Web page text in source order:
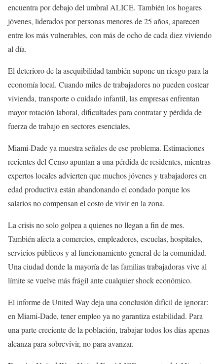
encuentra por debajo del umbral ALICE. También los hogares
jóvenes, liderados por personas menores de 25 años, aparecen
entre los más vulnerables, con más de ocho de cada diez viviendo
al día.
El deterioro de la asequibilidad también supone un riesgo para la
economía local. Cuando miles de trabajadores no pueden costear
vivienda, transporte o cuidado infantil, las empresas enfrentan
mayor rotación laboral, dificultades para contratar y pérdida de
fuerza de trabajo en sectores esenciales.
Miami-Dade ya muestra señales de ese problema. Estimaciones
recientes del Censo apuntan a una pérdida de residentes, mientras
expertos locales advierten que muchos jóvenes y trabajadores en
edad productiva están abandonando el condado porque los
salarios no compensan el costo de vivir en la zona.
La crisis no solo golpea a quienes no llegan a fin de mes.
También afecta a comercios, empleadores, escuelas, hospitales,
servicios públicos y al funcionamiento general de la comunidad.
Una ciudad donde la mayoría de las familias trabajadoras vive al
límite se vuelve más frágil ante cualquier shock económico.
El informe de United Way deja una conclusión difícil de ignorar:
en Miami-Dade, tener empleo ya no garantiza estabilidad. Para
una parte creciente de la población, trabajar todos los días apenas
alcanza para sobrevivir, no para avanzar.